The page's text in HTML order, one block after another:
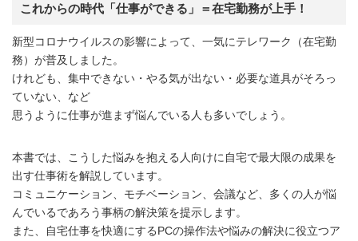
これからの時代「仕事ができる」＝在宅勤務が上手！
新型コロナウイルスの影響によって、一気にテレワーク（在宅勤
務）が普及しました。
けれども、集中できない・やる気が出ない・必要な道具がそろっ
ていない、など
思うように仕事が進まず悩んでいる人も多いでしょう。
本書では、こうした悩みを抱える人向けに自宅で最大限の成果を
出す仕事術を解説しています。
コミュニケーション、モチベーション、会議など、多くの人が悩
んでいるであろう事柄の解決策を提示します。
また、自宅仕事を快適にするPCの操作法や悩みの解決に役立つア